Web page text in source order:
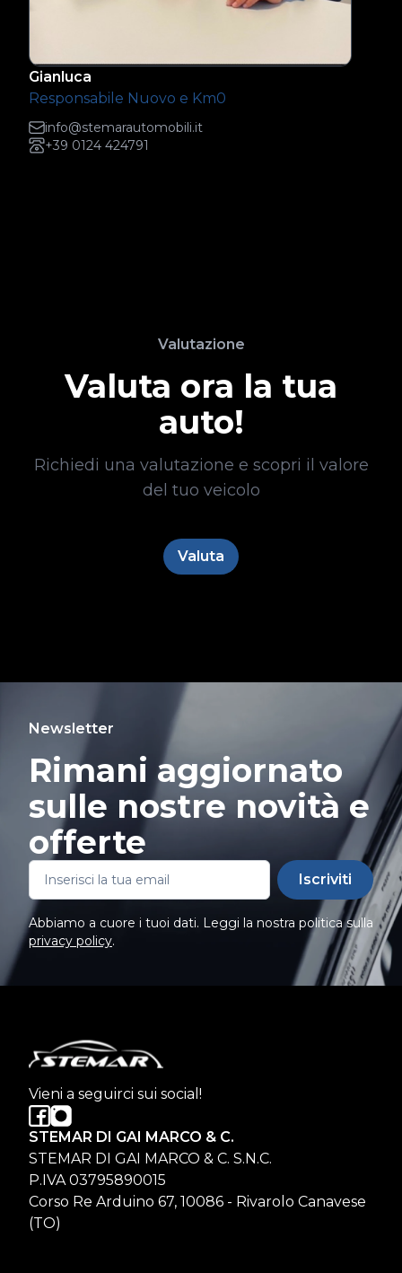
Gianluca
Responsabile Nuovo e Km0
info@stemarautomobili.it
+39 0124 424791
Valutazione
Valuta ora la tua
auto!
Richiedi una valutazione e scopri il valore
del tuo veicolo
Valuta
Newsletter
Rimani aggiornato
sulle nostre novità e
offerte
Iscriviti
Abbiamo a cuore i tuoi dati. Leggi la nostra politica sulla
privacy policy.
Vieni a seguirci sui social!
STEMAR DI GAI MARCO & C.
STEMAR DI GAI MARCO & C. S.N.C.
P.IVA 03795890015
Corso Re Arduino 67, 10086 - Rivarolo Canavese
(TO)